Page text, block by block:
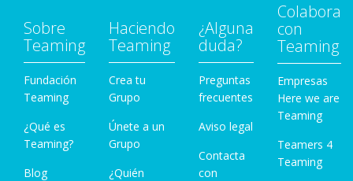
Sobre
Teaming
Fundación
Teaming
¿Qué es
Teaming?
Blog
Haciendo
Teaming
Crea tu
Grupo
Únete a un
Grupo
¿Quién
¿Alguna
duda?
Preguntas
frecuentes
Aviso legal
Contacta
con
Colabora
con
Teaming
Empresas
Here we are
Teaming
Teamers 4
Teaming